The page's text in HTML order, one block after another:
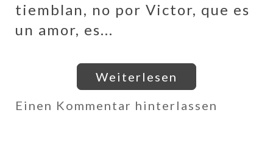
tiemblan, no por Victor, que es
un amor, es...
Weiterlesen
Einen Kommentar hinterlassen